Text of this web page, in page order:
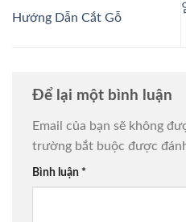
Hướng Dẫn Cắt Gỗ
Để lại một bình luận
Email của bạn sẽ không
trường bắt buộc được
Bình luận *